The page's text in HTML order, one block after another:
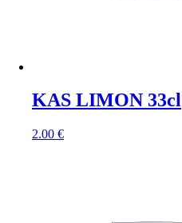
KAS LIMON 33cl
2.00 €